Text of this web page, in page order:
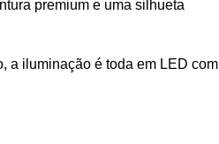
premium e uma silhueta
a iluminação é toda em LED com